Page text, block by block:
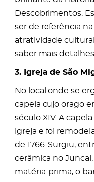
Descobrimentos.
ser de referência
atratividade
saber mais detalhes.
3. Igreja de São
No local onde se
capela cujo orago
século XIV. A
igreja e foi
de 1766. Surgiu,
cerâmica no
matéria-prima, o